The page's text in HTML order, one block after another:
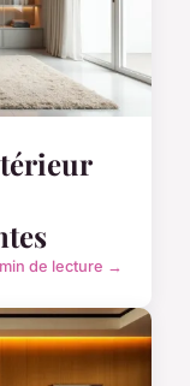
de lecture →